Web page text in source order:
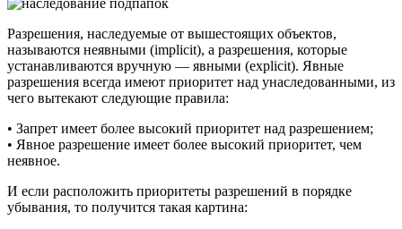
Разрешения, наследуемые от вышестоящих объектов,
называются неявными (implicit), а разрешения, которые
устанавливаются вручную — явными (explicit). Явные
разрешения всегда имеют приоритет над унаследованными, из
чего вытекают следующие правила:
• Запрет имеет более высокий приоритет над разрешением;
• Явное разрешение имеет более высокий приоритет, чем
неявное.
И если расположить приоритеты разрешений в порядке
убывания, то получится такая картина: